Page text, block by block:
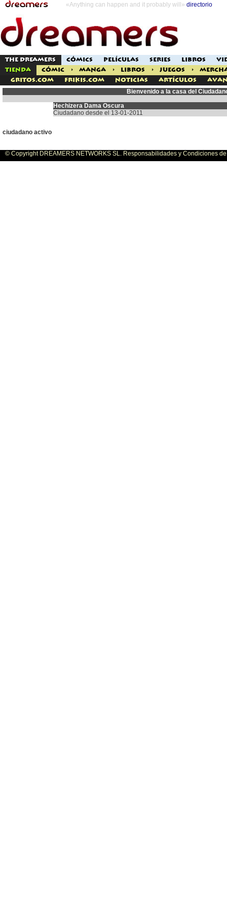
«Anything can happen and it probably will» directorio
THE DREAMERS CÓMICS PELÍCULAS SERIES LIBROS
TIENDA
CÓMIC > MANGA > LIBROS > JUEGOS >
Gritos.com
Frikis.com Noticias Artículos
Bienvenido a la casa del
Hechizera Dama Oscura
Ciudadano desde el 13-01-2011
ciudadano activo
© Copyright DREAMERS NETWORKS SL. Responsabilidades y Condiciones